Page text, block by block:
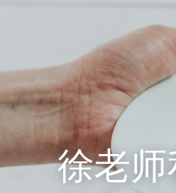
徐老师